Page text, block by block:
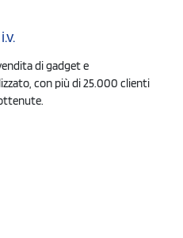
di gadget e
con più di 25.000 clienti